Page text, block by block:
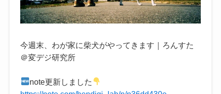
今週末、わが家に柴犬がやってきます｜ろんすた
＠変デジ研究所
note更新しました